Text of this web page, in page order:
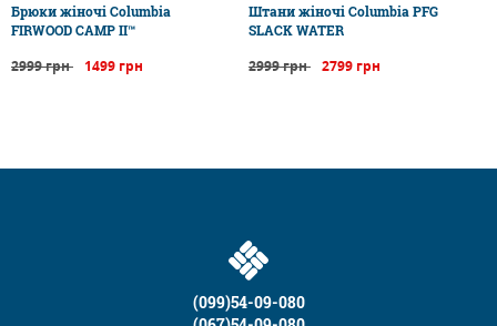
Брюки жіночі Columbia
FIRWOOD CAMP II™
2999 грн 1499 грн
Штани жіночі Columbia PFG
SLACK WATER
2999 грн 2799 грн
(099)54-09-080